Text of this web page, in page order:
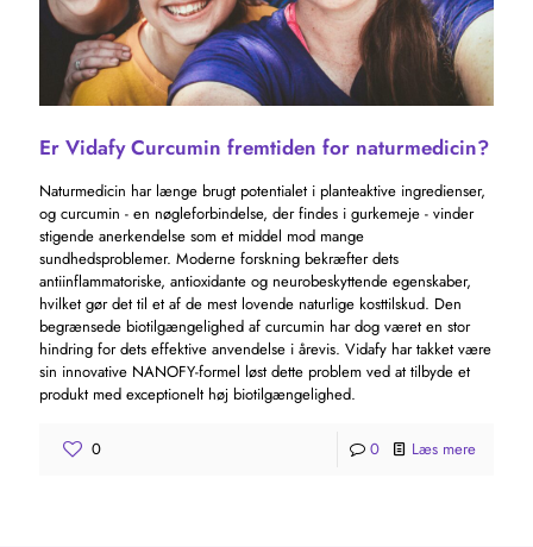
Er Vidafy Curcumin fremtiden for naturmedicin?
Naturmedicin har længe brugt potentialet i planteaktive ingredienser,
og curcumin - en nøgleforbindelse, der findes i gurkemeje - vinder
stigende anerkendelse som et middel mod mange
sundhedsproblemer. Moderne forskning bekræfter dets
antiinflammatoriske, antioxidante og neurobeskyttende egenskaber,
hvilket gør det til et af de mest lovende naturlige kosttilskud. Den
begrænsede biotilgængelighed af curcumin har dog været en stor
hindring for dets effektive anvendelse i årevis. Vidafy har takket være
sin innovative NANOFY-formel løst dette problem ved at tilbyde et
produkt med exceptionelt høj biotilgængelighed.
0 0 Læs mere